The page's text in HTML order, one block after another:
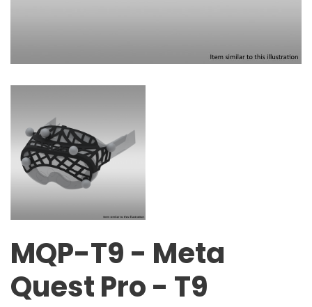
MQP-T9 - Meta
Quest Pro - T9